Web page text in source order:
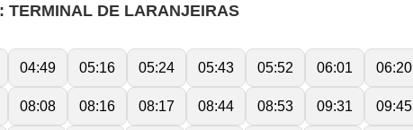
TERMINAL DE LARANJEIRAS
04:49 05:16 05:24 05:43 05:52 06:01 06:20
08:08 08:16 08:17 08:44 08:53 09:31 09:45